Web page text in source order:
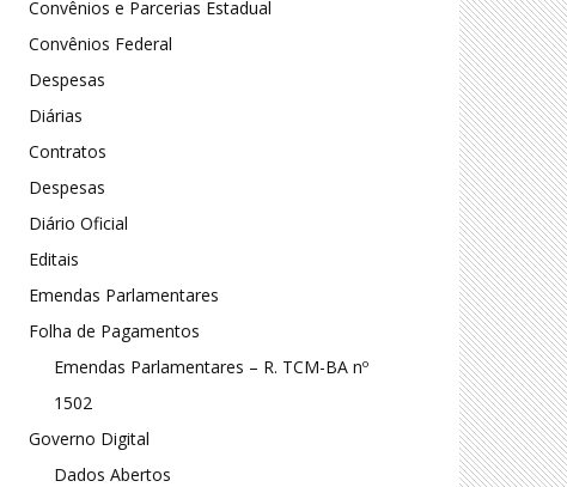
Convênios e Parcerias Estadual
Convênios Federal
Despesas
Diárias
Contratos
Despesas
Diário Oficial
Editais
Emendas Parlamentares
Folha de Pagamentos
Emendas Parlamentares – R. TCM-BA nº
1502
Governo Digital
Dados Abertos